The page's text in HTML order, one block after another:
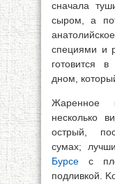
сначала
сыром, а
специями и
готовится
дном,
Жаренное
несколько
острый,
сумах;
Бурсе с
подливкой.